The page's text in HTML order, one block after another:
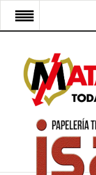
INICIO
RAYO VALLECANO
CANTERA Y
RAYO FÉMINAS
MULTIMEDIA